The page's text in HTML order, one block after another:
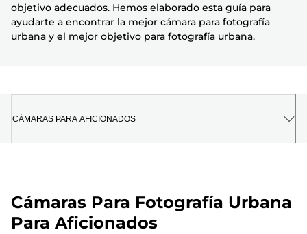
objetivo adecuados. Hemos elaborado esta guía para
ayudarte a encontrar la mejor cámara para fotografía
urbana y el mejor objetivo para fotografía urbana.
CÁMARAS PARA AFICIONADOS
Cámaras Para Fotografía Urbana
Para Aficionados